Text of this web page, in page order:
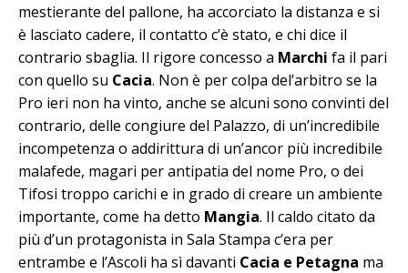
mestierante del pallone, ha accorciato la distanza e si
è lasciato cadere, il contatto c’è stato, e chi dice il
contrario sbaglia. Il rigore concesso a Marchi fa il pari
con quello su Cacia. Non è per colpa del’arbitro se la
Pro ieri non ha vinto, anche se alcuni sono convinti del
contrario, delle congiure del Palazzo, di un’incredibile
incompetenza o addirittura di un’ancor più incredibile
malafede, magari per antipatia del nome Pro, o dei
Tifosi troppo carichi e in grado di creare un ambiente
importante, come ha detto Mangia. Il caldo citato da
più d’un protagonista in Sala Stampa c’era per
entrambe e l’Ascoli ha sì davanti Cacia e Petagna ma